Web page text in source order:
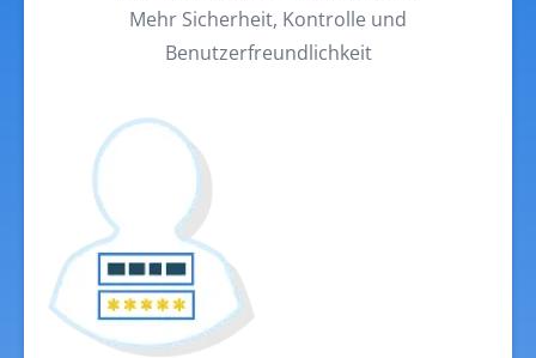
Mehr Sicherheit, Kontrolle und
Benutzerfreundlichkeit